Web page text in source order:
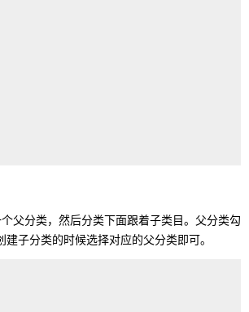
父分类，然后分类下面跟着子类目。父分类勾
子分类的时候选择对应的父分类即可。